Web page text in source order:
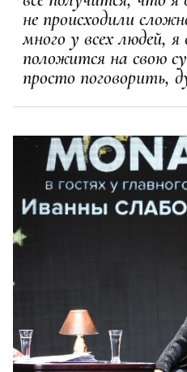
не происходили
много у всех людей, я
положится на свою
просто поговорить,